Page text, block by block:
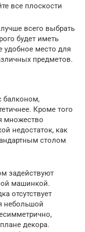
все плоскости
всего выбрать
будет иметь
удобное место для
предметов.
балконом,
Кроме того
множество
недостаток, как
столом
задействуют
машинкой.
отсутствует
небольшой
декора.